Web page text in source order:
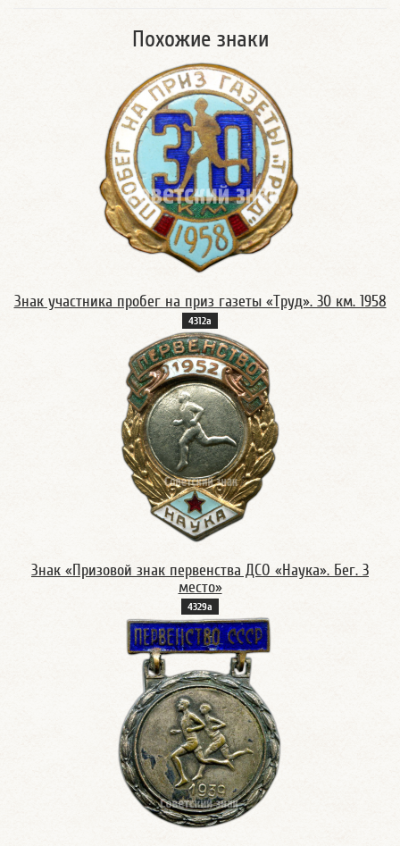
Похожие знаки
Знак участника пробег на приз газеты «Труд». 30 км. 1958
4312а
Знак «Призовой знак первенства ДСО «Наука». Бег. 3
место»
4329а